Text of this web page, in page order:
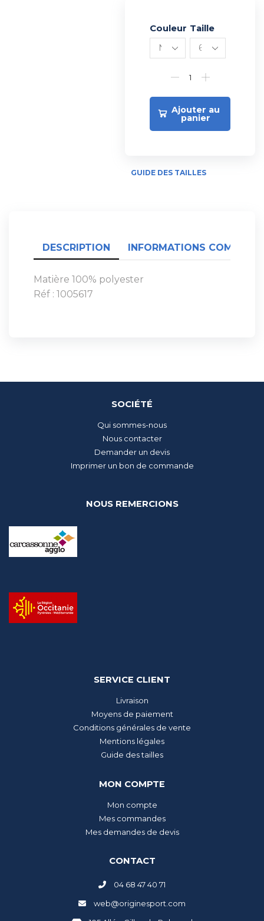
Couleur Taille
Ajouter au
panier
Alternative:
GUIDE DES TAILLES
DESCRIPTION INFORMATIONS
Matière 100% polyester
Réf : 1005617
SOCIÉTÉ
Qui sommes-nous
Nous contacter
Demander un devis
Imprimer un bon de commande
NOUS REMERCIONS
SERVICE CLIENT
Livraison
Moyens de paiement
Conditions générales de vente
Mentions légales
Guide des tailles
MON COMPTE
Mon compte
Mes commandes
Mes demandes de devis
CONTACT
04 68 47 40 71
web@originesport.com